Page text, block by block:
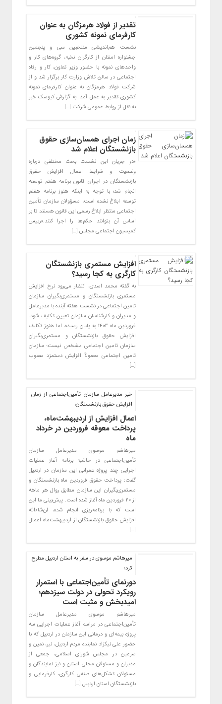
تقدیر از فولاد هرمزگان به عنوان
کارفرمای نمونه کشوری
نشست هم‌اندیشی منتخبین سی و پنجمین
جشنواره امتنان از کارگران نخبه، گروه‌های کار و
واحدهای نمونه با حضور وزیر تعاون، کار و رفاه
اجتماعی در سالن تلاش وزارت کار برگزار شد و از
شرکت فولاد هرمزگان به عنوان کارفرمای نمونه
کشوری تقدیر به عمل آمد. به گزارش کیوسک خبر
به نقل از روابط عمومی شرکت […]
زمان اجرای همسان‌سازی حقوق
بازنشستگان اعلام شد
«در جریان این نشست بحث مختلفی درباره
وضعیت و شرایط اعمال افزایش حقوق
بازنشستگان در اجرای قانون برنامه هفتم توسعه
انجام شد؛ با توجه به اینکه هنوز برنامه هفتم
توسعه ابلاغ نشده است، مسؤولان سازمان تأمین
اجتماعی منتظر ابلاغ رسمی این قانون هستند تا بر
اساس آن بتوانند حکم‌ها را اجرا کنند.»رییس
کمیسیون اجتماعی مجلس […]
افزایش مستمری بازنشستگان
کارگری به کجا رسید؟
به گفته محمد اسدی، انتظار می‌رود نرخ افزایش
مستمری بازنشستگان و مستمری‌بگیران سازمان
تامین اجتماعی در نشست هفته آینده با مدیرعامل
و مدیران و کارشناسان سازمان تعیین تکلیف شود.
فروردین ماه ۱۴۰۳ به پایان رسیده، اما هنوز تکلیف
افزایش حقوق بازنشستگان و مستمری‌بگیران
سازمان تامین اجتماعی مشخص نیست؛ سازمان
تامین اجتماعی معمولاً افزایش دستمزد مصوب
[…]
خبر مدیرعامل سازمان تأمین‌اجتماعی از زمان
افزایش حقوق بازنشستگان؛
اعمال افزایش از اردیبهشت‌ماه،
پرداخت معوقه فروردین در خرداد
ماه
میرهاشم موسوی مدیرعامل سازمان
تأمین‌اجتماعی در حاشیه برنامه آغاز عملیات
اجرایی چند پروژه عمرانی این سازمان در اردبیل
گفت: پرداخت حقوق فروردین ماه بازنشستگان و
مستمری‌بگیران این سازمان مطابق روال هر ماهه
از ۲۰ فروردین ماه آغاز شده است. پیش‌بینی ما این
است که با برنامه‌ریزی انجام شده، ان‌شاءالله
افزایش حقوق بازنشستگان از اردیبهشت‌ماه اعمال
[…]
میرهاشم موسوی در سفر به استان اردبیل مطرح
کرد؛
دورنمای تأمین‌اجتماعی با استمرار
رویکرد تحولی در دولت سیزدهم؛
امیدبخش و مثبت است
میرهاشم موسوی مدیرعامل سازمان
تأمین‌اجتماعی در مراسم آغاز عملیات اجرایی سه
پروژه بیمه‌ای و درمانی این سازمان در اردبیل که با
حضور علی نیکزاد نماینده مردم اردبیل، نیر، نمین و
سرعین در مجلس شورای اسلامی، جمعی از
مدیران و مسئولان محلی استان و نیز نمایندگان و
مسئولان تشکل‌های صنفی کارگری، کارفرمایی و
بازنشستگان استان اردبیل […]